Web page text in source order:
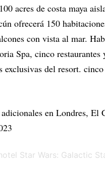
acres de costa maya
ofrecerá 150
con vista al mar.
Spa, cinco restaurantes
exclusivas del resort.
en Londres, El